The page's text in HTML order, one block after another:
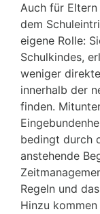
Auch für
dem
eigene Rolle:
Schulkindes,
weniger
innerhalb der
finden.
bedingt durch
anstehende
Regeln und
Hinzu